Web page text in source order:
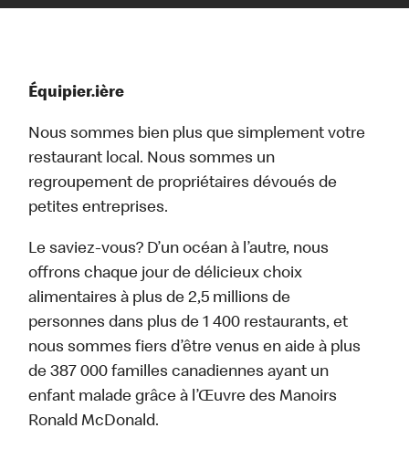
Équipier.ière
Nous sommes bien plus que simplement votre
restaurant local. Nous sommes un
regroupement de propriétaires dévoués de
petites entreprises.
Le saviez-vous? D’un océan à l’autre, nous
offrons chaque jour de délicieux choix
alimentaires à plus de 2,5 millions de
personnes dans plus de 1 400 restaurants, et
nous sommes fiers d’être venus en aide à plus
de 387 000 familles canadiennes ayant un
enfant malade grâce à l’Œuvre des Manoirs
Ronald McDonald.